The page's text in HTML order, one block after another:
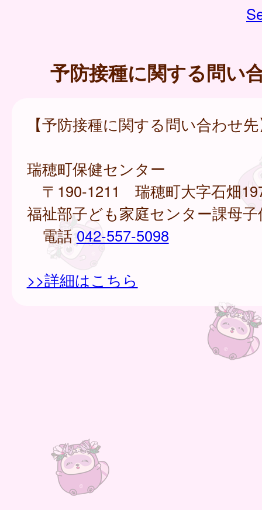
予防接種に関する問い
【予防接種に関する問い合わせ
瑞穂町保健センター
〒190-1211 瑞穂町大字石畑
福祉部子ども家庭センター課母子
電話 042-557-5098
>>詳細はこちら